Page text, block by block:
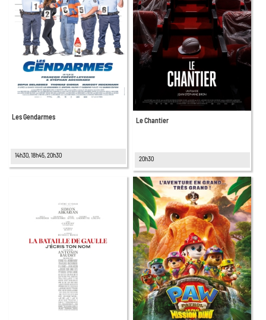
Les Gendarmes
14h30, 18h45, 20h30
Le Chantier
20h30